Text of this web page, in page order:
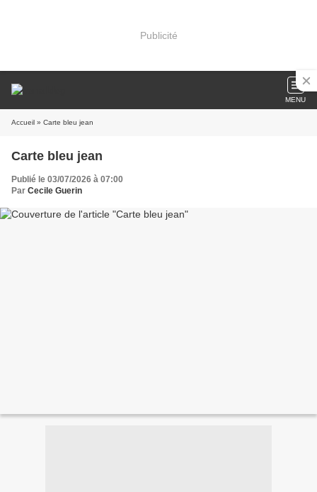
Publicité
MENU
Accueil » Carte bleu jean
Carte bleu jean
Publié le 03/07/2026 à 07:00
Par Cecile Guerin